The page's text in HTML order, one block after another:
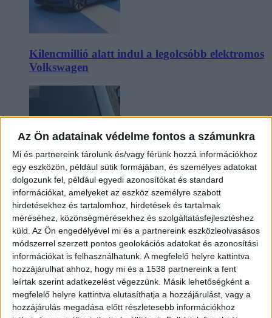
Az Ön adatainak védelme fontos a számunkra
Mi és partnereink tárolunk és/vagy férünk hozzá információkhoz
egy eszközön, például sütik formájában, és személyes adatokat
dolgozunk fel, például egyedi azonosítókat és standard
információkat, amelyeket az eszköz személyre szabott
hirdetésekhez és tartalomhoz, hirdetések és tartalmak
méréséhez, közönségmérésekhez és szolgáltatásfejlesztéshez
küld. Az Ön engedélyével mi és a partnereink eszközleolvasásos
módszerrel szerzett pontos geolokációs adatokat és azonosítási
információkat is felhasználhatunk. A megfelelő helyre kattintva
hozzájárulhat ahhoz, hogy mi és a 1538 partnereink a fent
leírtak szerint adatkezelést végezzünk. Másik lehetőségként a
megfelelő helyre kattintva elutasíthatja a hozzájárulást, vagy a
hozzájárulás megadása előtt részletesebb információkhoz
Kilencmillió alatt indul a legolcsóbb elektromos
Volkswagen
Hoppon maradtak a villanyautós támogatási
program utolsó pályázói